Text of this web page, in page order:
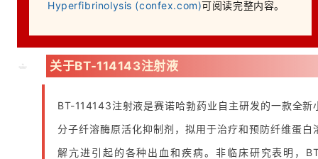
Hyperfibrinolysis (confex.com)可阅读完整内容。
关于BT-114143注射液
BT-114143注射液是赛诺哈勃药业自主研发的一款全新
分子纤溶酶原活化抑制剂，拟用于治疗和预防纤维蛋白
解亢进引起的各种出血和疾病。非临床研究表明，